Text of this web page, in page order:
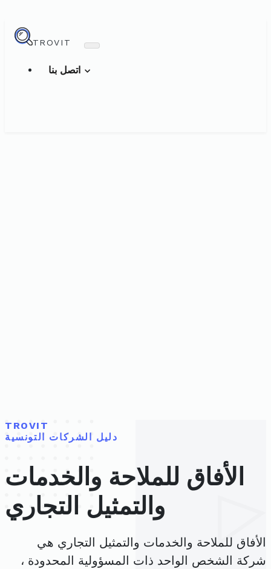
TROVIT
TROVIT
دليل الشركات التونسية
الأفاق للملاحة والخدمات
والتمثيل التجاري
الأفاق للملاحة والخدمات والتمثيل التجاري هي
شركة الشخص الواحد ذات المسؤولية المحدودة ،